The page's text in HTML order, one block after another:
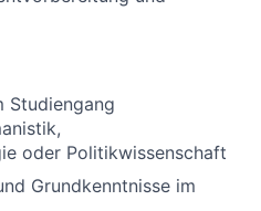
Studiengang
oder Politikwissenschaft
Grundkenntnisse im